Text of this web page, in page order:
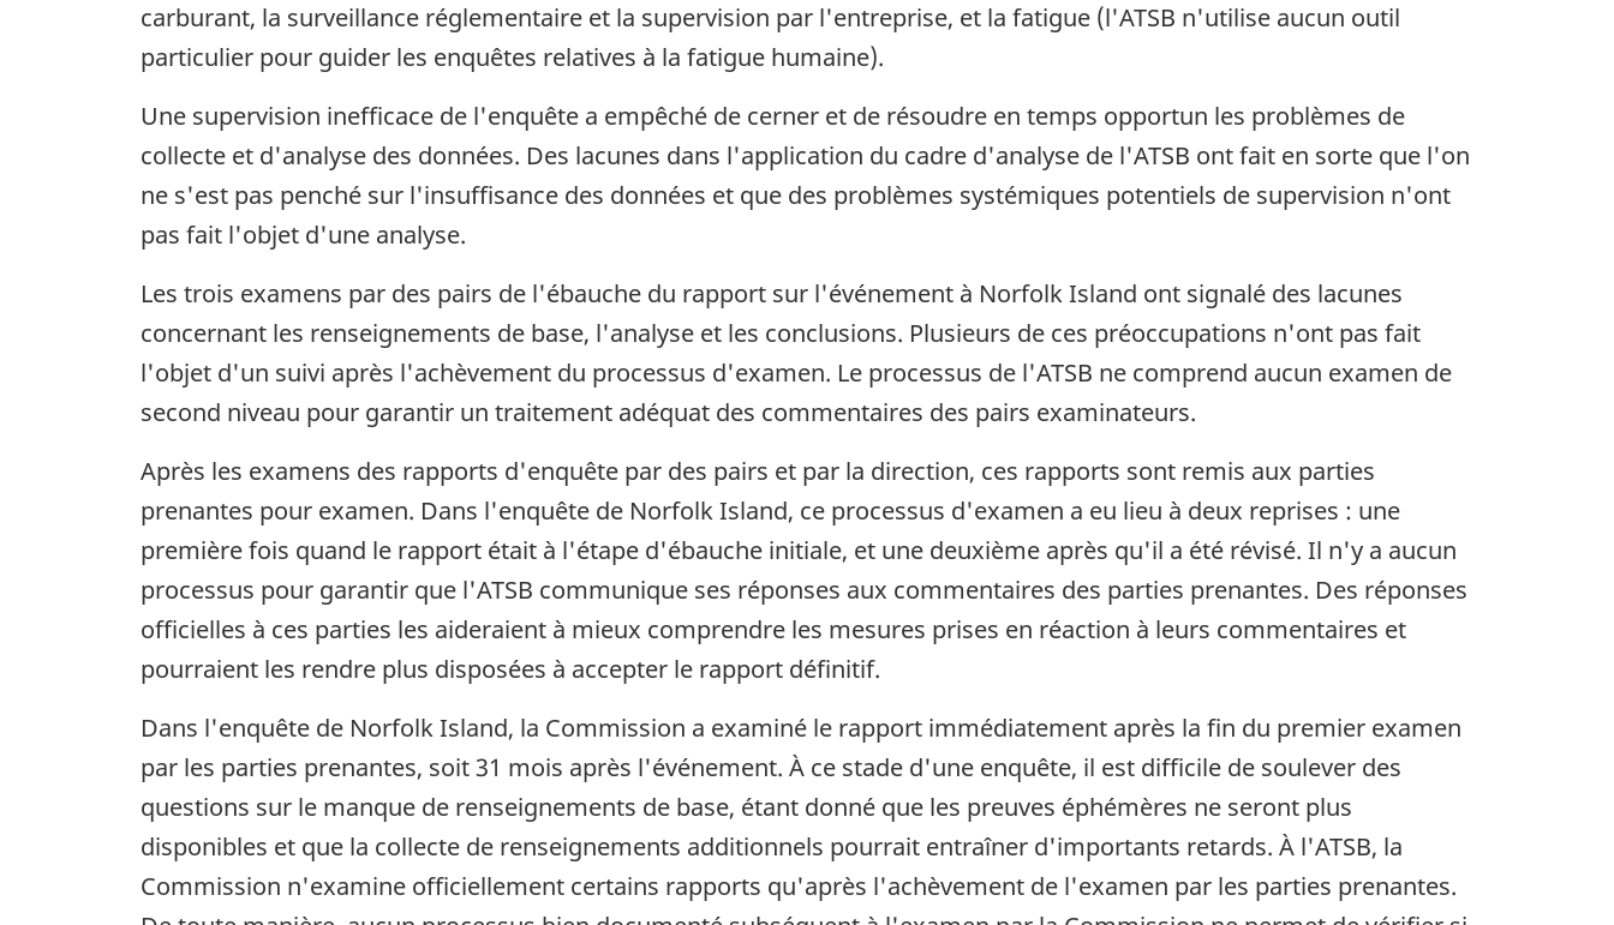
carburant, la surveillance réglementaire et la supervision par l'entreprise, et la fatigue (l'ATSB n'utilise aucun outil
particulier pour guider les enquêtes relatives à la fatigue humaine).
Une supervision inefficace de l'enquête a empêché de cerner et de résoudre en temps opportun les problèmes de
collecte et d'analyse des données. Des lacunes dans l'application du cadre d'analyse de l'ATSB ont fait en sorte que l'on
ne s'est pas penché sur l'insuffisance des données et que des problèmes systémiques potentiels de supervision n'ont
pas fait l'objet d'une analyse.
Les trois examens par des pairs de l'ébauche du rapport sur l'événement à Norfolk Island ont signalé des lacunes
concernant les renseignements de base, l'analyse et les conclusions. Plusieurs de ces préoccupations n'ont pas fait
l'objet d'un suivi après l'achèvement du processus d'examen. Le processus de l'ATSB ne comprend aucun examen de
second niveau pour garantir un traitement adéquat des commentaires des pairs examinateurs.
Après les examens des rapports d'enquête par des pairs et par la direction, ces rapports sont remis aux parties
prenantes pour examen. Dans l'enquête de Norfolk Island, ce processus d'examen a eu lieu à deux reprises : une
première fois quand le rapport était à l'étape d'ébauche initiale, et une deuxième après qu'il a été révisé. Il n'y a aucun
processus pour garantir que l'ATSB communique ses réponses aux commentaires des parties prenantes. Des réponses
officielles à ces parties les aideraient à mieux comprendre les mesures prises en réaction à leurs commentaires et
pourraient les rendre plus disposées à accepter le rapport définitif.
Dans l'enquête de Norfolk Island, la Commission a examiné le rapport immédiatement après la fin du premier examen
par les parties prenantes, soit 31 mois après l'événement. À ce stade d'une enquête, il est difficile de soulever des
questions sur le manque de renseignements de base, étant donné que les preuves éphémères ne seront plus
disponibles et que la collecte de renseignements additionnels pourrait entraîner d'importants retards. À l'ATSB, la
Commission n'examine officiellement certains rapports qu'après l'achèvement de l'examen par les parties prenantes.